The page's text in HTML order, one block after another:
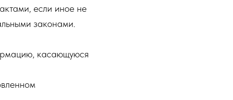
если иное не
законами.
касающуюся